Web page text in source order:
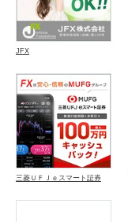
JFX
三菱ＵＦＪｅスマート証券